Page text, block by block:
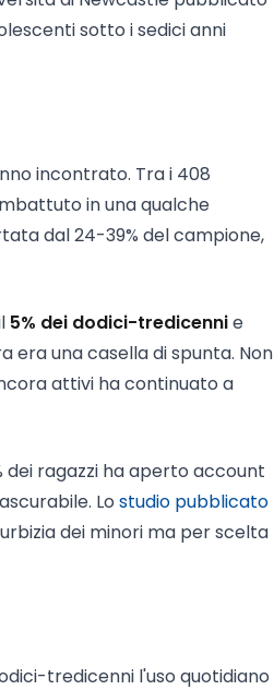
sotto i sedici anni
incontrato. Tra i 408
in una qualche
dal 24-39% del campione,
5% dei dodici-tredicennie
era una casella di spunta. Non
attivi ha continuato a
dei ragazzi ha aperto account
Lo studio pubblicato
dei minori ma per scelta
tredicenni l'uso quotidiano